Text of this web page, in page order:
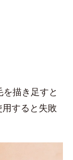
描き足すと
すると失敗